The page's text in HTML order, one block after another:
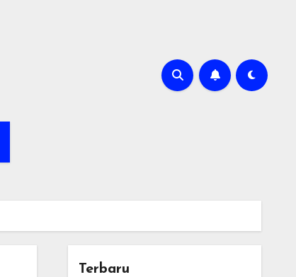
Terbaru